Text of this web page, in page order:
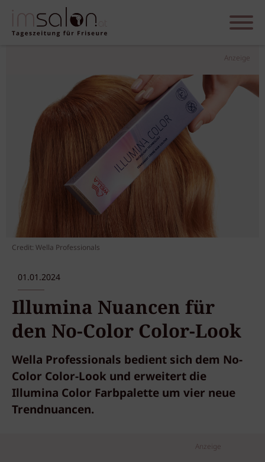
Anzeige
Credit: Wella Professionals
01.01.2024
Illumina Nuancen für
den No-Color Color-Look
Wella Professionals bedient sich dem No-
Color Color-Look und erweitert die
Illumina Color Farbpalette um vier neue
Trendnuancen.
Anzeige